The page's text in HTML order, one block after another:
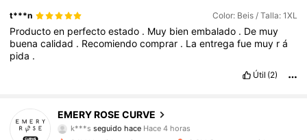
t***n Color: Beis / Talla: 1XL
Productoen perfectoestado . Muy bienembalado . De muy
buenacalidad . Recomiendocomprar . Laentregafue muy rá
pida .
Útil (2)
EMERY ROSE CURVE
k***s seguido haceHace 4 horas
d***3 está navegando